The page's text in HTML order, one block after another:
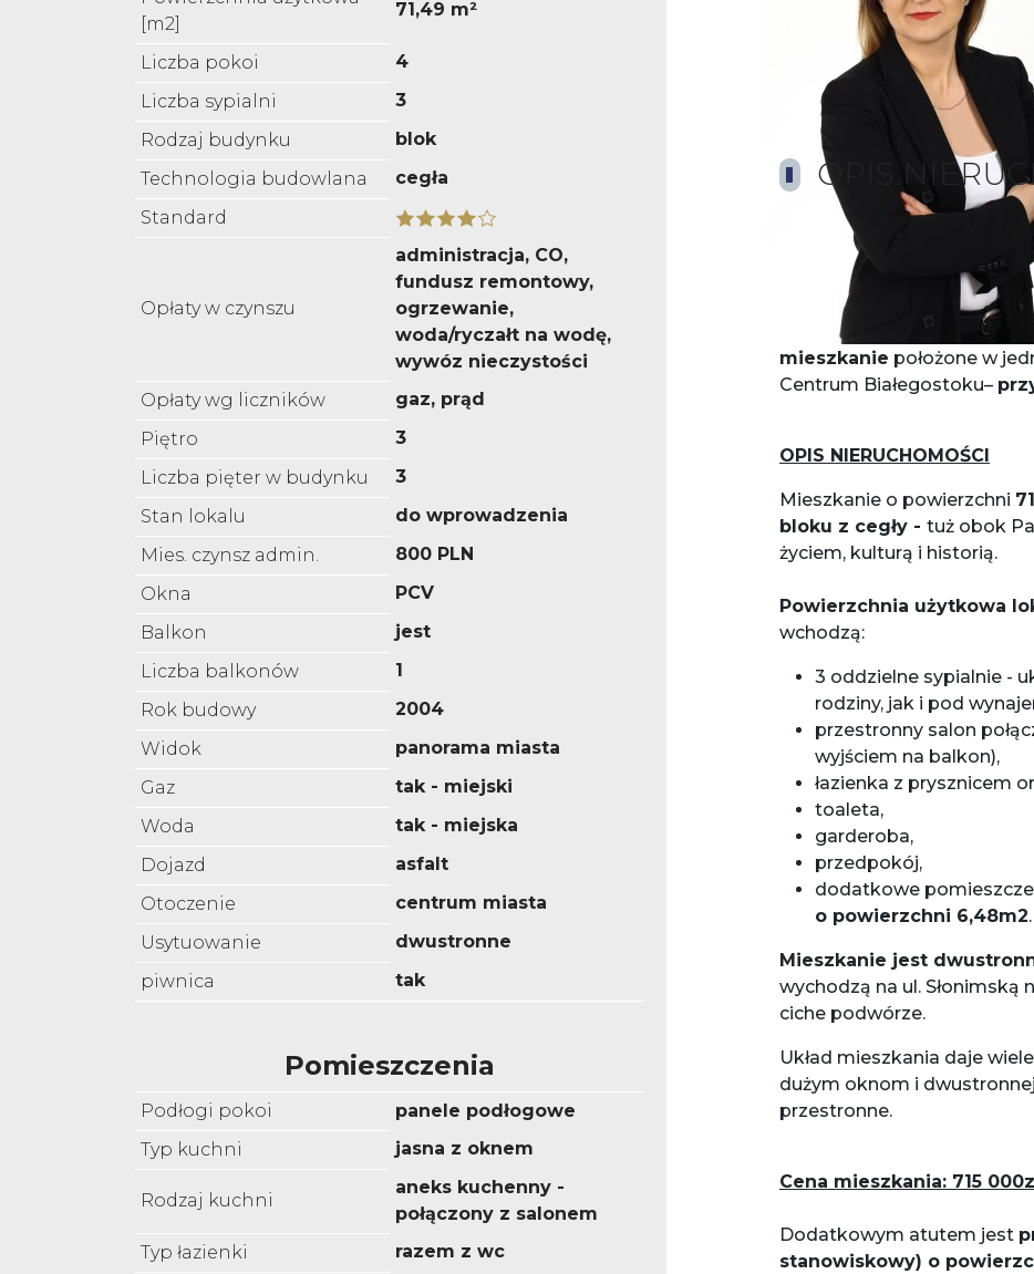
[m2]
71,49 m²
Liczba pokoi
4
Liczba sypialni
3
Rodzaj budynku
blok
Technologia budowlana
cegła
Standard
Opłaty w czynszu
administracja, CO,
fundusz remontowy,
ogrzewanie,
woda/ryczałt na wodę,
wywóz nieczystości
Opłaty wg liczników
gaz, prąd
Piętro
3
Liczba pięter w budynku
3
Stan lokalu
do wprowadzenia
Mies. czynsz admin.
800 PLN
Okna
PCV
Balkon
jest
Liczba balkonów
1
Rok budowy
2004
Widok
panorama miasta
Gaz
tak - miejski
Woda
tak - miejska
Dojazd
asfalt
Otoczenie
centrum miasta
Usytuowanie
dwustronne
piwnica
tak
Pomieszczenia
Podłogi pokoi
panele podłogowe
Typ kuchni
jasna z oknem
Rodzaj kuchni
aneks kuchenny -
połączony z salonem
Typ łazienki
razem z wc
Klimatyczne mieszkanie w
Mam przyjemność
mieszkanie położone w
Centrum Białegostoku–
OPIS NIERUCHOMOŚCI
Mieszkanie o powierzchni
bloku z cegły - tuż obok
życiem, kulturą i historią.
Powierzchnia użytkowa
wchodzą:
3 oddzielne sypialnie -
rodziny, jak i pod
przestronny salon
wyjściem na balkon),
łazienka z prysznicem
toaleta,
garderoba,
przedpokój,
dodatkowe
o powierzchni 6,48m2.
Mieszkanie jest
wychodzą na ul.
ciche podwórze.
Układ mieszkania daje
dużym oknom i
przestronne.
Cena mieszkania: 715
Dodatkowym atutem jest
stanowiskowy) o